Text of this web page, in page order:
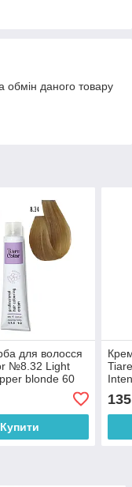
даного товару
для волосся
№8.32 Light
blonde 60
Купити
135